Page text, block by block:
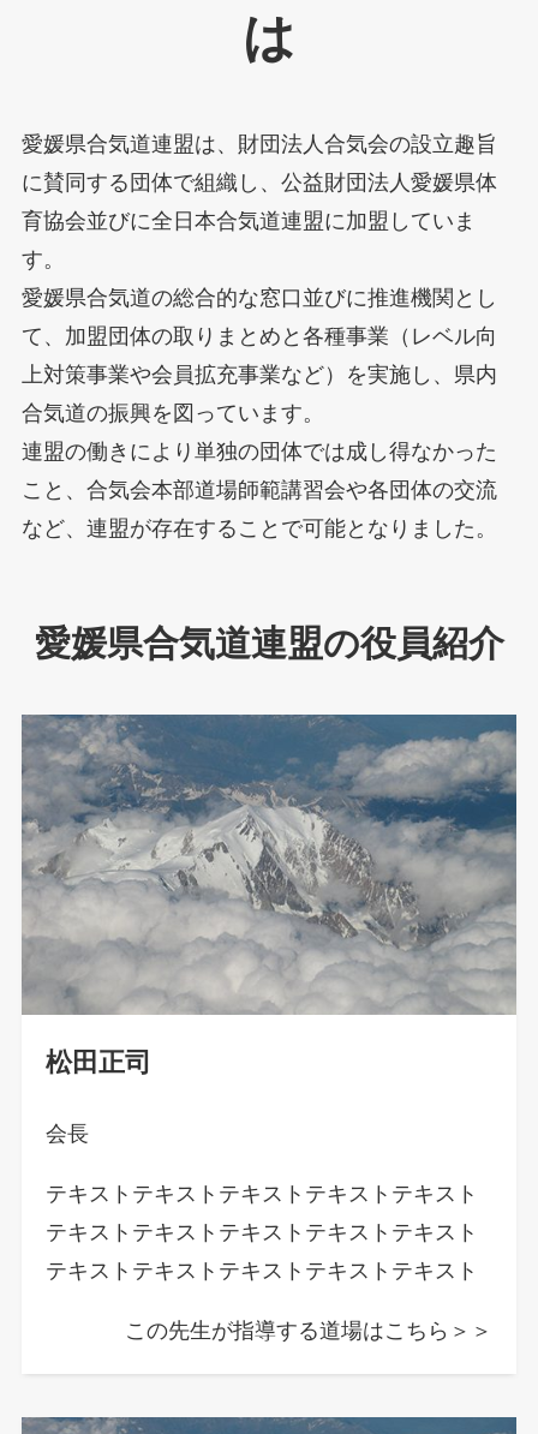
は
愛媛県合気道連盟は、財団法人合気会の設立趣旨
に賛同する団体で組織し、公益財団法人愛媛県体
育協会並びに全日本合気道連盟に加盟していま
す。
愛媛県合気道の総合的な窓口並びに推進機関とし
て、加盟団体の取りまとめと各種事業（レベル向
上対策事業や会員拡充事業など）を実施し、県内
合気道の振興を図っています。
連盟の働きにより単独の団体では成し得なかった
こと、合気会本部道場師範講習会や各団体の交流
など、連盟が存在することで可能となりました。
愛媛県合気道連盟の役員紹介
松田正司
会長
テキストテキストテキストテキストテキスト
テキストテキストテキストテキストテキスト
テキストテキストテキストテキストテキスト
この先生が指導する道場はこちら＞＞